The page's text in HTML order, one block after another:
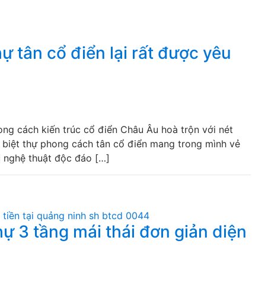
tân cổ điển lại rất được yêu
cách kiến trúc cổ điển Châu Âu hoà trộn với nét
thự phong cách tân cổ điển mang trong mình vẻ
nghệ thuật độc đáo […]
3 tầng mái thái đơn giản diện